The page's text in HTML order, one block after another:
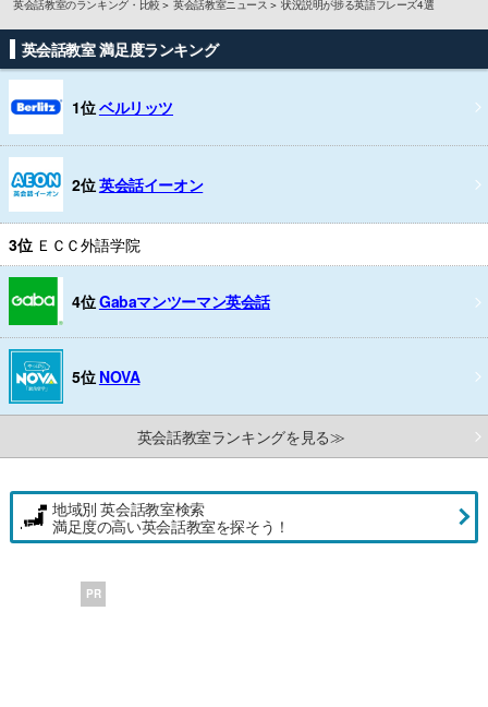
英会話教室のランキング・比較 英会話教室ニュース 状況説明が捗る英語フレーズ4選
英会話教室 満足度ランキング
1位ベルリッツ
2位英会話イーオン
3位 ＥＣＣ外語学院
4位Gabaマンツーマン英会話
5位 NOVA
英会話教室ランキングを見る≫
地域別 英会話教室検索
満足度の高い英会話教室を探そう！
PR